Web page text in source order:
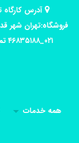
همه خدمات